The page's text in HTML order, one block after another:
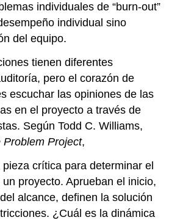
individuales de “burn-out”
individual sino
del equipo.
tienen diferentes
pero el corazón de
escuchar las opiniones de las
en el proyecto a través de
Según Todd C. Williams,
Problem Project,
crítica para determinar el
proyecto. Aprueban el inicio,
alcance, definen la solución
¿Cuál es la dinámica